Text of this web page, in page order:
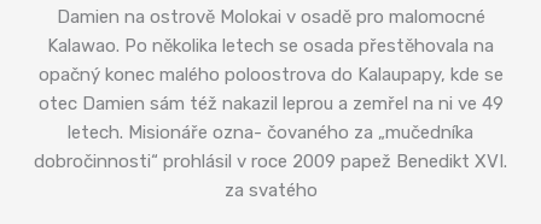
Damien na ostrově Molokai v osadě pro malomocné
Kalawao. Po několika letech se osada přestěhovala na
opačný konec malého poloostrova do Kalaupapy, kde se
otec Damien sám též nakazil leprou a zemřel na ni ve 49
letech. Misionáře ozna- čovaného za „mučedníka
dobročinnosti“ prohlásil v roce 2009 papež Benedikt XVI.
za svatého